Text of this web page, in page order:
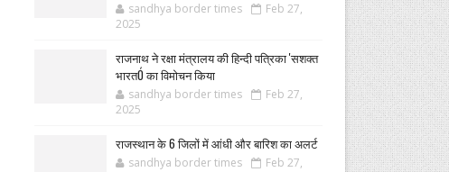
sandhya border times
Feb 27,
2025
राजनाथ ने रक्षा मंत्रालय की हिन्दी पत्रिका 'सशक्त
भारतÓ का विमोचन किया
sandhya border times
Feb 27,
2025
राजस्थान के 6 जिलों में आंधी और बारिश का अलर्ट
sandhya border times
Feb 27,